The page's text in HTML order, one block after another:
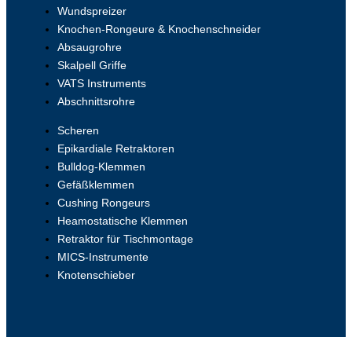
Wundspreizer
Knochen-Rongeure & Knochenschneider
Absaugrohre
Skalpell Griffe
VATS Instruments
Abschnittsrohre
Scheren
Epikardiale Retraktoren
Bulldog-Klemmen
Gefäßklemmen
Cushing Rongeurs
Heamostatische Klemmen
Retraktor für Tischmontage
MICS-Instrumente
Knotenschieber